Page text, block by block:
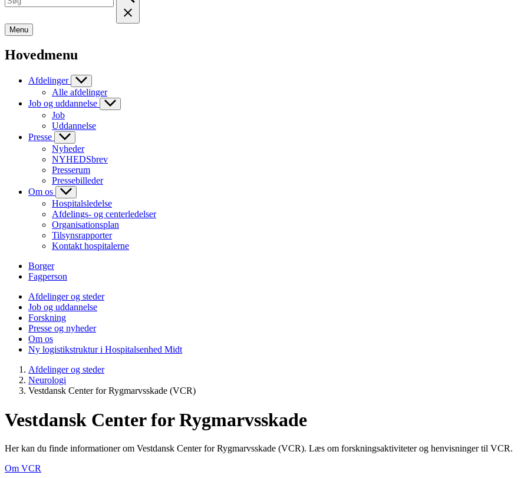
Menu
Hovedmenu
Afdelinger
Alle afdelinger
Job og uddannelse
Job
Uddannelse
Presse
Nyheder
NYHEDSbrev
Presserum
Pressebilleder
Om os
Hospitalsledelse
Afdelings- og centerledelser
Organisationsplan
Tilsynsrapporter
Kontakt hospitalerne
Borger
Fagperson
Afdelinger og steder
Job og uddannelse
Forskning
Presse og nyheder
Om os
Ny logistikstruktur i Hospitalsenhed Midt
Afdelinger og steder
Neurologi
Vestdansk Center for Rygmarvsskade (VCR)
Vestdansk Center for Rygmarvsskade
Her kan du finde informationer om Vestdansk Center for Rygmarvsskade (VCR). Læs om forskningsaktiviteter og henvisninger til VCR.
Om VCR